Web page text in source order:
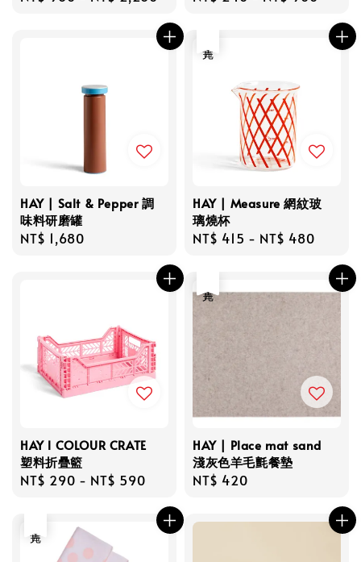
HAY | Salt & Pepper 調
味料研磨罐
Regular
NT$ 1,680
HAY | Measure 網紋玻
璃燒杯
Regular
NT$ 415 - NT$ 480
HAY l COLOUR CRATE
塑料折疊籃
Regular
NT$ 290 - NT$ 590
HAY | Place mat sand
淺灰色羊毛氈餐墊
Regular
NT$ 420